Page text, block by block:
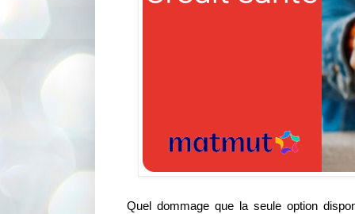
Quel dommage que la seule option